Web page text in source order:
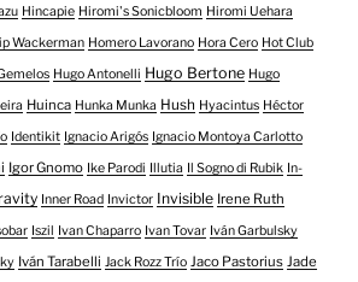
Hincapie Hiromi's Sonicbloom Hiromi Uehara
Wackerman Homero Lavorano Hora Cero Hot Club
Hugo Antonelli Hugo Bertone Hugo
Huinca Hunka Munka Hush Hyacintus Héctor
Identikit Ignacio Arigós Ignacio Montoya Carlotto
Igor Gnomo Ike Parodi Illutia Il Sogno di Rubik In-
Inner Road Invictor Invisible Irene Ruth
Iszil Ivan Chaparro Ivan Tovar Iván Garbulsky
Iván Tarabelli Jack Rozz Trío Jaco Pastorius Jade